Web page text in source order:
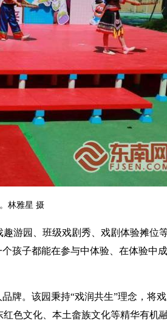
林雅星 摄
游园、班级戏剧秀、戏剧体验摊位
孩子都能在参与中体验、在体验中成
牌。该园秉持“戏润共生”理念，将戏
色文化、本土畲族文化等精华有机